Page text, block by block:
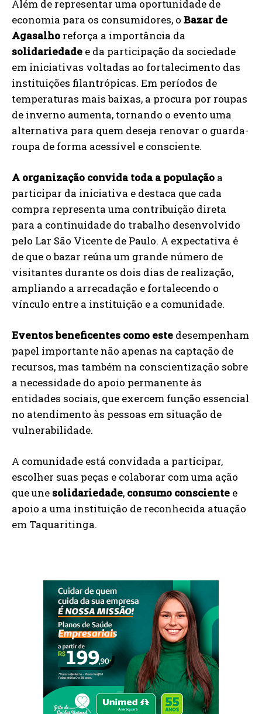
Além de representar uma oportunidade de
economia para os consumidores, o Bazar de
Agasalho reforça a importância da
solidariedade e da participação da sociedade
em iniciativas voltadas ao fortalecimento das
instituições filantrópicas. Em períodos de
temperaturas mais baixas, a procura por roupas
de inverno aumenta, tornando o evento uma
alternativa para quem deseja renovar o guarda-
roupa de forma acessível e consciente.
A organização convida toda a população a
participar da iniciativa e destaca que cada
compra representa uma contribuição direta
para a continuidade do trabalho desenvolvido
pelo Lar São Vicente de Paulo. A expectativa é
de que o bazar reúna um grande número de
visitantes durante os dois dias de realização,
ampliando a arrecadação e fortalecendo o
vínculo entre a instituição e a comunidade.
Eventos beneficentes como este desempenham
papel importante não apenas na captação de
recursos, mas também na conscientização sobre
a necessidade do apoio permanente às
entidades sociais, que exercem função essencial
no atendimento às pessoas em situação de
vulnerabilidade.
A comunidade está convidada a participar,
escolher suas peças e colaborar com uma ação
que une solidariedade, consumo consciente e
apoio a uma instituição de reconhecida atuação
em Taquaritinga.